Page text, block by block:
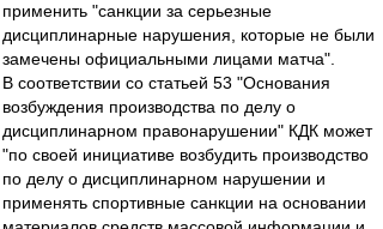
применить "санкции за серьезные
дисциплинарные нарушения, которые не были
замечены официальными лицами матча".
В соответствии со статьей 53 "Основания
возбуждения производства по делу о
дисциплинарном правонарушении" КДК может
"по своей инициативе возбудить производство
по делу о дисциплинарном нарушении и
применять спортивные санкции на основании